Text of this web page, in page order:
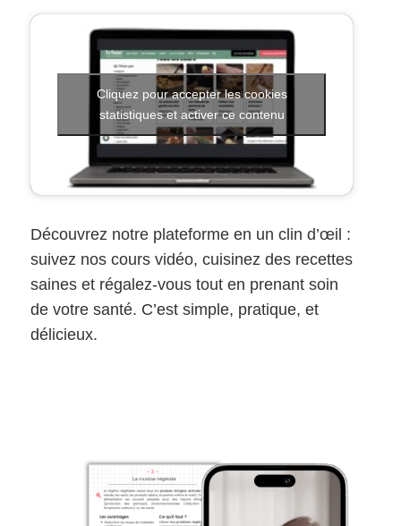
Cliquez pour accepter les cookies
statistiques et activer ce contenu
Découvrez notre plateforme en un clin d’œil :
suivez nos cours vidéo, cuisinez des recettes
saines et régalez-vous tout en prenant soin
de votre santé. C’est simple, pratique, et
délicieux.